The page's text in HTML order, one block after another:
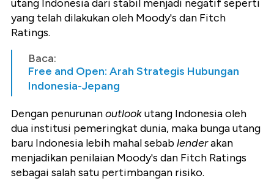
utang Indonesia dari stabil menjadi negatif seperti
yang telah dilakukan oleh Moody's dan Fitch
Ratings.
Baca:
Free and Open: Arah Strategis Hubungan
Indonesia-Jepang
Dengan penurunanoutlookutang Indonesia oleh
dua institusi pemeringkat dunia, maka bunga utang
baru Indonesia lebih mahal sebablenderakan
menjadikan penilaian Moody's dan Fitch Ratings
sebagai salah satu pertimbangan risiko.